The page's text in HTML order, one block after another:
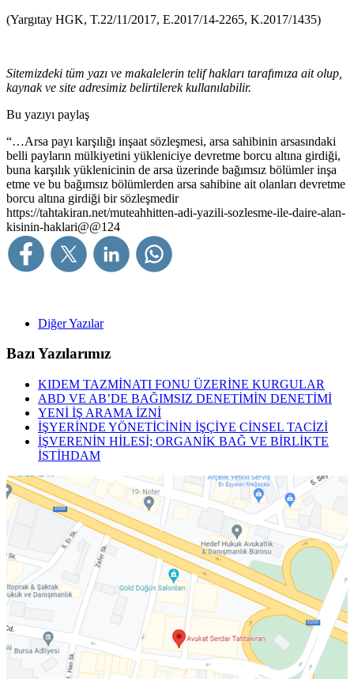
(Yargıtay HGK, T.22/11/2017, E.2017/14-2265, K.2017/1435)
Sitemizdeki tüm yazı ve makalelerin telif hakları tarafımıza ait olup,
kaynak ve site adresimiz belirtilerek kullanılabilir.
Bu yazıyı paylaş
“…Arsa payı karşılığı inşaat sözleşmesi, arsa sahibinin arsasındaki
belli payların mülkiyetini yükleniciye devretme borcu altına girdiği,
buna karşılık yüklenicinin de arsa üzerinde bağımsız bölümler inşa
etme ve bu bağımsız bölümlerden arsa sahibine ait olanları devretme
borcu altına girdiği bir sözleşmedir
https://tahtakiran.net/muteahhitten-adi-yazili-sozlesme-ile-daire-alan-
kisinin-haklari@@124
Diğer Yazılar
Bazı Yazılarımız
KIDEM TAZMİNATI FONU ÜZERİNE KURGULAR
ABD VE AB’DE BAĞIMSIZ DENETİMİN DENETİMİ
YENİ İŞ ARAMA İZNİ
İŞYERİNDE YÖNETİCİNİN İŞÇİYE CİNSEL TACİZİ
İŞVERENİN HİLESİ; ORGANİK BAĞ VE BİRLİKTE
İSTİHDAM